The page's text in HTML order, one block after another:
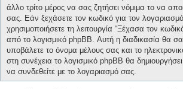
άλλο τρίτο μέρος να σας ζητήσει νόμιμα το να
σας. Εάν ξεχάσετε τον κωδικό για τον
χρησιμοποιήσετε τη λειτουργία “Ξέχασα τον
από το λογισμικό phpBB. Αυτή η διαδικασία θα
υποβάλετε το όνομα μέλους σας και το
στη συνέχεια το λογισμικό phpBB θα
να συνδεθείτε με το λογαριασμό σας.